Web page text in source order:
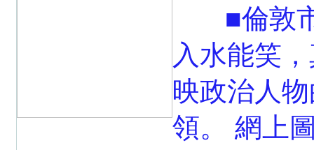
■倫敦
入水能笑
映政治人
領。 網上